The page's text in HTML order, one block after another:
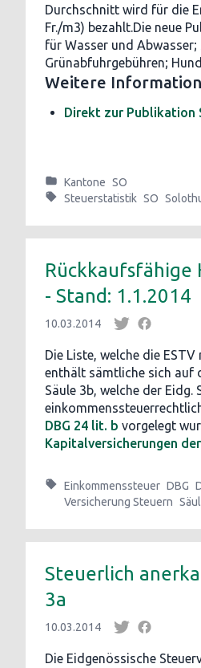
Durchschnitt wird für die
Fr./m3) bezahlt.Die neue
für Wasser und
Grünabfuhrgebühren;
Weitere
Direkt zur Publikation
Kantone SO
Steuerstatistik SO
Rückkaufsfähige
- Stand: 1.1.2014
10.03.2014
Die Liste, welche die
enthält sämtliche sich auf
Säule 3b, welche der
DBG 24 lit. b vorgelegt
Kapitalversicherungen
Einkommenssteuer DBG
Versicherung Steuern
Steuerlich
3a
10.03.2014
Die Eidgenössische